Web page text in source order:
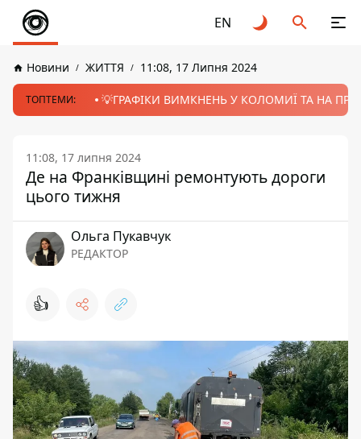
EN
Новини ЖИТТЯ 11:08, 17 Липня 2024
ТОПТЕМИ: 💡ГРАФІКИ ВИМКНЕНЬ У КОЛОМИЇ ТА НА
11:08, 17 липня 2024
Де на Франківщині ремонтують дороги
цього тижня
Ольга Пукавчук
РЕДАКТОР
👍